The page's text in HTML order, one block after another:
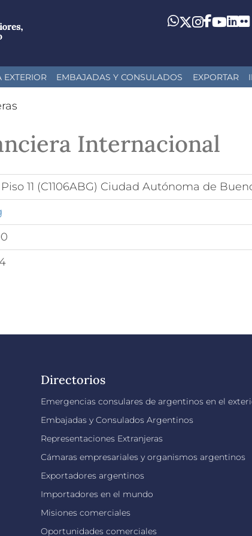
Whatsapp
Twitter
Instagram
EXTERIOR EMBAJADAS Y CONSULADOS EXPORTAR
Internacional
11 (C1106ABG) Ciudad Autónoma de
Directorios
Emergencias consulares de argentinos en el
Embajadas y Consulados Argentinos
Representaciones Extranjeras
Cámaras empresariales y organismos argentinos
Exportadores argentinos
Importadores en el mundo
Misiones comerciales
Oportunidades comerciales